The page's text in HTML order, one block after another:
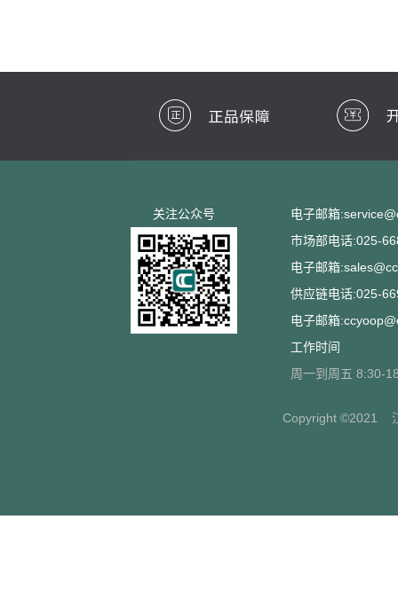
关注公众号
电子邮箱
市场部电话:025-
电子邮箱
供应链电话:025-
电子邮箱
工作时间
周一到周五 8:30-
Copyright ©2021